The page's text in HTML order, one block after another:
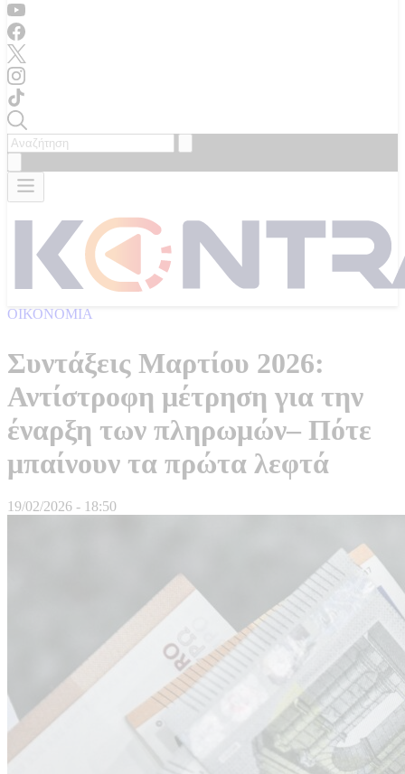
ΟΙΚΟΝΟΜΙΑ
Συντάξεις Μαρτίου 2026:
Αντίστροφη μέτρηση για την
έναρξη των πληρωμών– Πότε
μπαίνουν τα πρώτα λεφτά
19/02/2026 - 18:50